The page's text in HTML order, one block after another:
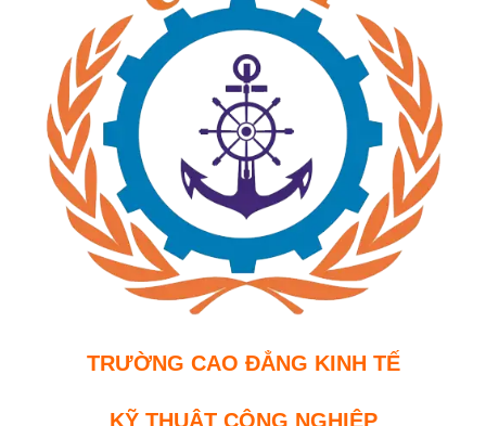
TRƯỜNG CAO ĐẲNG KINH TẾ
KỸ THUẬT CÔNG NGHIỆP